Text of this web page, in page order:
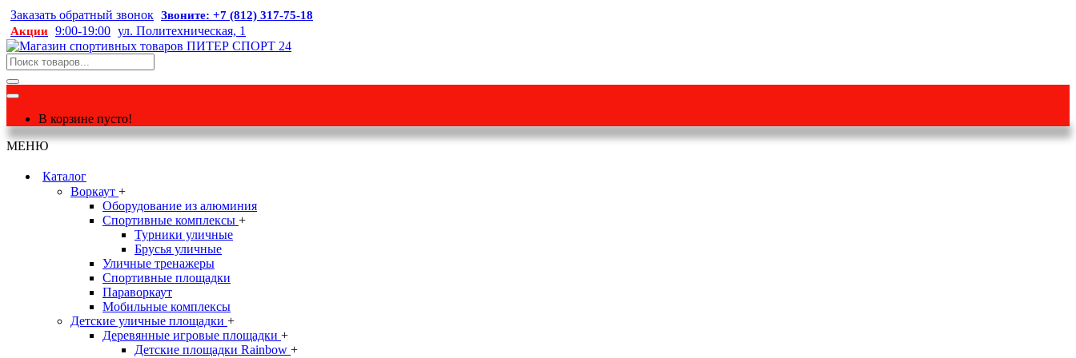
Заказать обратный звонок Звоните: +7 (812) 317-75-18
Акции 9:00-19:00 ул. Политехническая, 1
В корзине пусто!
МЕНЮ
Каталог
Воркаут +
Оборудование из алюминия
Спортивные комплексы +
Турники уличные
Брусья уличные
Уличные тренажеры
Спортивные площадки
Параворкаут
Мобильные комплексы
Детские уличные площадки +
Деревянные игровые площадки +
Детские площадки Rainbow +